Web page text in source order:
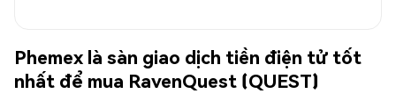
Phemex là sàn giao dịch tiền điện tử tốt
nhất để mua RavenQuest (QUEST)